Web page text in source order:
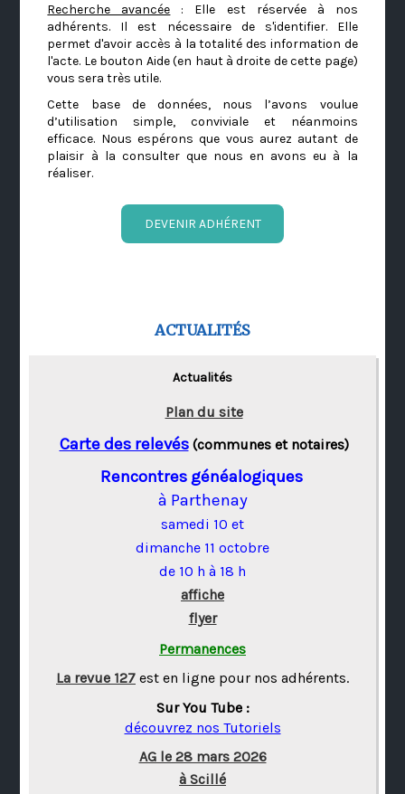
Recherche avancée : Elle est réservée à nos
adhérents. Il est nécessaire de s'identifier. Elle
permet d'avoir accès à la totalité des information de
l'acte. Le bouton Aide (en haut à droite de cette page)
vous sera très utile.
Cette base de données, nous l’avons voulue
d’utilisation simple, conviviale et néanmoins
efficace. Nous espérons que vous aurez autant de
plaisir à la consulter que nous en avons eu à la
réaliser.
DEVENIR ADHÉRENT
ACTUALITÉS
Actualités
Plan du site
Carte des relevés(communes et notaires)
Rencontres généalogiques
à Parthenay
samedi 10 et
dimanche 11 octobre
de 10 h à 18 h
affiche
flyer
Permanences
La revue 127 est en ligne pour nos adhérents.
Sur You Tube :
découvrez nos Tutoriels
AG le 28 mars 2026
à Scillé